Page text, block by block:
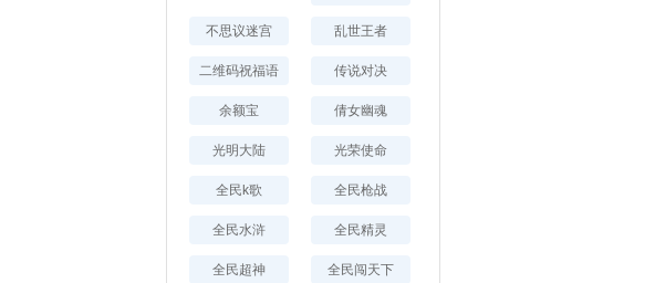
不思议迷宫 乱世王者
二维码祝福语 传说对决
余额宝 倩女幽魂
光明大陆 光荣使命
全民k歌 全民枪战
全民水浒 全民精灵
全民超神 全民闯天下